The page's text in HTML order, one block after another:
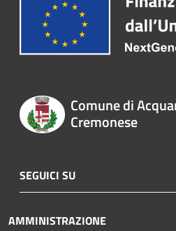
Comune di
Cremonese
SEGUICI SU
AMMINISTRAZIONE